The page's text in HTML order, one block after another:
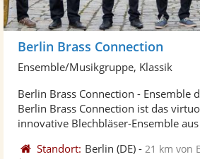
Berlin Brass Connection
Ensemble/Musikgruppe, Klassik
Berlin Brass Connection - Ensemble
Berlin Brass Connection ist das
innovative Blechbläser-Ensemble aus
Standort: Berlin (DE) - 21 km von